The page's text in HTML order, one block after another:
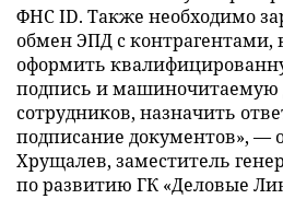
ФНС ID. Также необходимо
обмен ЭПД с контрагентами,
оформить
подпись и машиночитаемую
сотрудников, назначить
подписание документов», —
Хрущалев, заместитель
по развитию ГК «Деловые